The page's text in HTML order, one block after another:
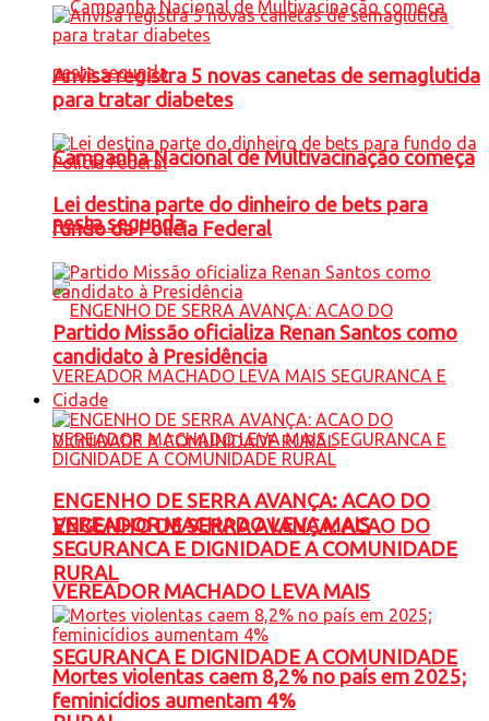
Campanha Nacional de Multivacinação começa
nesta segunda
ENGENHO DE SERRA AVANÇA: ACAO DO
VEREADOR MACHADO LEVA MAIS
SEGURANCA E DIGNIDADE A COMUNIDADE
Anvisa registra 5 novas canetas de semaglutida
para tratar diabetes
Lei destina parte do dinheiro de bets para
fundo da Polícia Federal
Partido Missão oficializa Renan Santos como
candidato à Presidência
Cidade
ENGENHO DE SERRA AVANÇA: ACAO DO
VEREADOR MACHADO LEVA MAIS
SEGURANCA E DIGNIDADE A COMUNIDADE
RURAL
Mortes violentas caem 8,2% no país em 2025;
feminicídios aumentam 4%